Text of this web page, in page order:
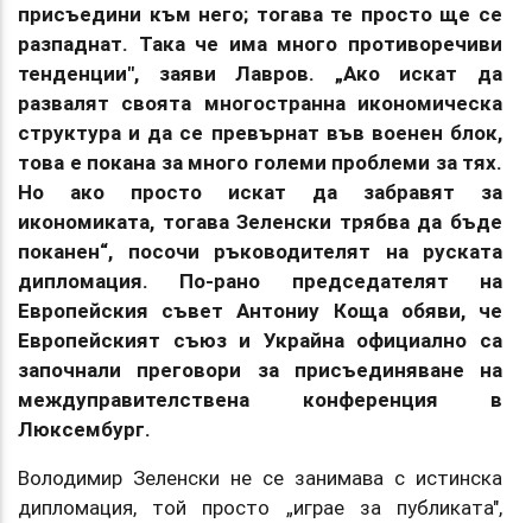
присъедини към него; тогава те просто ще се
разпаднат. Така че има много противоречиви
тенденции", заяви Лавров.
„Ако искат да
развалят своята многостранна икономическа
структура и да се превърнат във военен блок,
това е покана за много големи проблеми за тях.
Но ако просто искат да забравят за
икономиката, тогава Зеленски трябва да бъде
поканен“, посочи ръководителят на руската
дипломация. По-рано председателят на
Европейския съвет Антониу Коща обяви, че
Европейският съюз и Украйна официално са
започнали преговори за присъединяване на
междуправителствена конференция в
Люксембург.
Володимир Зеленски не се занимава с истинска
дипломация, той просто „играе за публиката",